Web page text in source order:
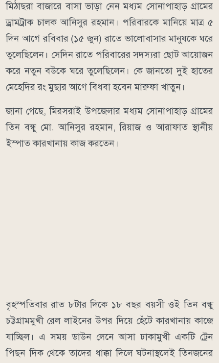
মিঠাছরা বাজারে বাসা ভাড়া নেন মধ্যম সোনাপাহাড় গ্রামের
ড্রামট্রাক চালক আনিসুর রহমান। পরিবারকে মানিয়ে মাত্র ৫
দিন আগে রবিবার (১৫ জুন) রাতে ভালোবাসার মানুষকে ঘরে
তুলেছিলেন। সেদিন রাতে পরিবারের সদস্যরা ছোট আয়োজন
করে নতুন বউকে ঘরে তুলেছিলেন। কে জানতো দুই হাতের
মেহেদির রং মুছার আগে বিধবা হবেন মারুফা খাতুন।
জানা গেছে, মিরসরাই উপজেলার মধ্যম সোনাপাহাড় গ্রামের
তিন বন্ধু মো. আনিসুর রহমান, রিয়াজ ও আরাফাত স্থানীয়
ইস্পাত কারখানায় কাজ করতেন।
বৃহস্পতিবার রাত ৮টার দিকে ১৮ বছর বয়সী ওই তিন বন্ধু
চট্টগ্রামমুখী রেল লাইনের উপর দিয়ে হেঁটে কারখানায় কাজে
যাচ্ছিল। এ সময় ডাউন লেনে আসা ঢাকামুখী একটি ট্রেন
পিছন দিক থেকে তাদের ধাক্কা দিলে ঘটনাস্থলেই তিনজনের